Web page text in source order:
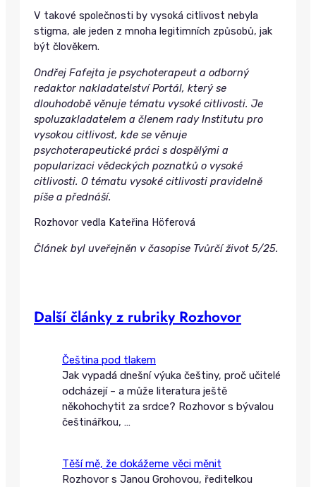
V takové společnosti by vysoká citlivost nebyla
stigma, ale jeden z mnoha legitimních způsobů, jak
být člověkem.
Ondřej Fafejta je psychoterapeut a odborný
redaktor nakladatelství Portál, který se
dlouhodobě věnuje tématu vysoké citlivosti. Je
spoluzakladatelem a členem rady Institutu pro
vysokou citlivost, kde se věnuje
psychoterapeutické práci s dospělými a
popularizaci vědeckých poznatků o vysoké
citlivosti. O tématu vysoké citlivosti pravidelně
píše a přednáší.
Rozhovor vedla Kateřina Höferová
Článek byl uveřejněn v časopise Tvůrčí život 5/25.
Další články z rubriky Rozhovor
Čeština pod tlakem
Jak vypadá dnešní výuka češtiny, proč učitelé
odcházejí – a může literatura ještě
někohochytit za srdce? Rozhovor s bývalou
češtinářkou, …
Těší mě, že dokážeme věci měnit
Rozhovor s Janou Grohovou, ředitelkou